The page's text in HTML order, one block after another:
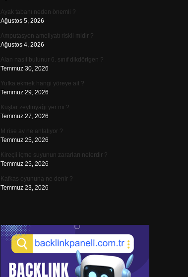
Ayak tabanı neden önemli ?
Ağustos 5, 2026
Amputasyon ameliyatı riskli midir ?
Ağustos 4, 2026
Alan nasıl bulunur 6. sınıf dikdörtgen ?
Temmuz 30, 2026
Yufka ekmek hangi yöreye ait ?
Temmuz 29, 2026
Kuşlar zeytinyağı yer mi ?
Temmuz 27, 2026
M rise av ne anlatıyor ?
Temmuz 25, 2026
Kireçli içme suyunun zararları nelerdir ?
Temmuz 25, 2026
Kafkas oyununa ne denir ?
Temmuz 23, 2026